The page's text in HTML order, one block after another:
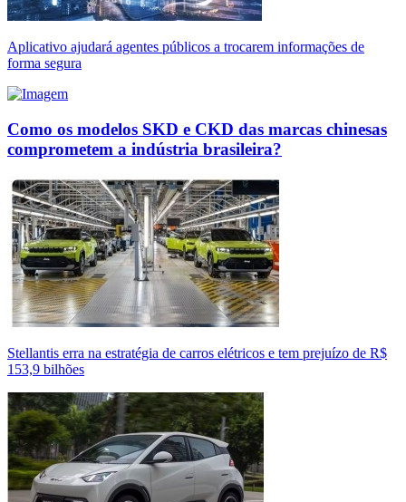
Aplicativo ajudará agentes públicos a trocarem informações de
forma segura
Como os modelos SKD e CKD das marcas chinesas
comprometem a indústria brasileira?
Stellantis erra na estratégia de carros elétricos e tem prejuízo de R$
153,9 bilhões